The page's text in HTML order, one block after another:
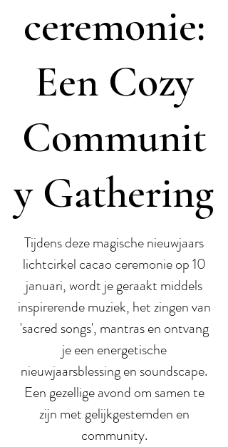
ceremonie:
Een Cozy
Communit
y Gathering
Tijdens deze magische nieuwjaars
lichtcirkel cacao ceremonie op 10
januari, wordt je geraakt middels
inspirerende muziek, het zingen van
'sacred songs', mantras en ontvang
je een energetische
nieuwjaarsblessing en soundscape.
Een gezellige avond om samen te
zijn met gelijkgestemden en
community.